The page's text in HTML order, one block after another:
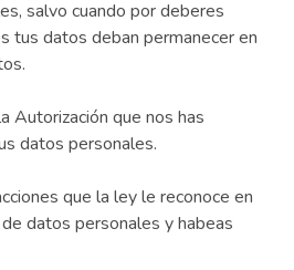
salvo cuando por deberes
tus datos deban permanecer en
Autorización que nos has
datos personales.
que la ley le reconoce en
datos personales y habeas